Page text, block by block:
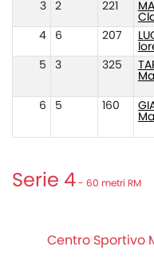
3
2 221
4
6 207
5
3 325
6
5 160
Serie 4 - 60 metri RM
Centro Sportivo